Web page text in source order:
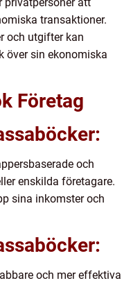
transaktioner.
och utgifter kan
över sin ekonomiska
Företag
och
enskilda företagare.
sina inkomster och
och mer effektiva